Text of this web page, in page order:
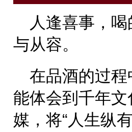
人逢喜事，
与从容。
在品酒的过
能体会到千年
媒，将“人生纵